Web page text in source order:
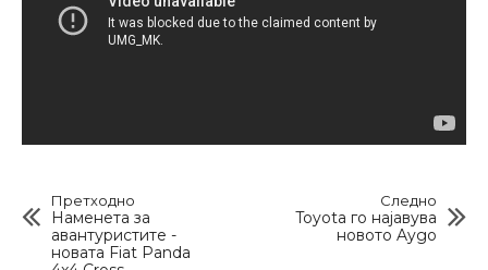
Претходно
Наменета за
авантуристите -
новата Fiat Panda
Следно
Toyota го најавува
новото Aygo